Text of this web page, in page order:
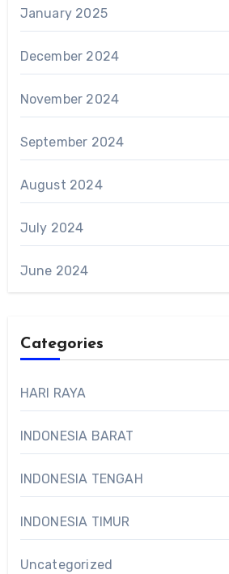
January 2025
December 2024
November 2024
September 2024
August 2024
July 2024
June 2024
Categories
HARI RAYA
INDONESIA BARAT
INDONESIA TENGAH
INDONESIA TIMUR
Uncategorized